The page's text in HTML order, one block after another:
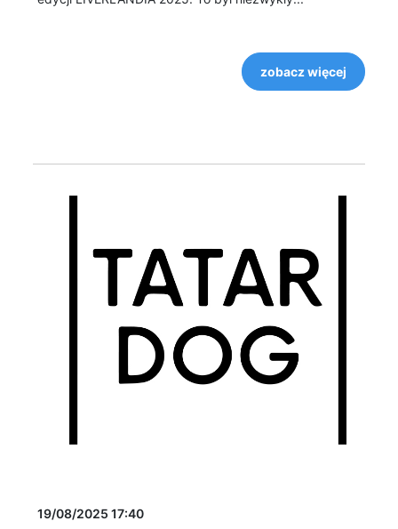
zobacz więcej
19/08/2025 17:40